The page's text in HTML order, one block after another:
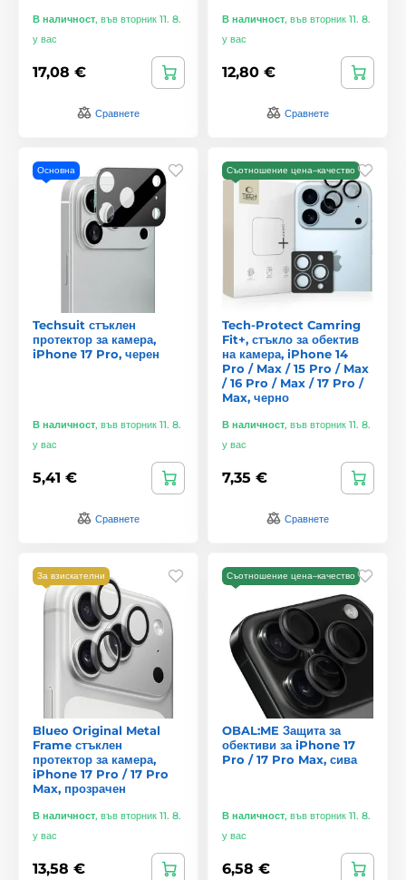
В наличност, във вторник 11. 8.
у вас
17,08 €
Сравнете
В наличност, във вторник 11. 8.
у вас
12,80 €
Сравнете
Основна
Techsuit стъклен
протектор за камера,
iPhone 17 Pro, черен
В наличност, във вторник 11. 8.
у вас
5,41 €
Сравнете
Съотношение цена–качество
Tech-Protect Camring
Fit+, стъкло за обектив
на камера, iPhone 14
Pro / Max / 15 Pro / Max
/ 16 Pro / Max / 17 Pro /
Max, черно
В наличност, във вторник 11. 8.
у вас
7,35 €
Сравнете
За взискателни
Blueo Original Metal
Frame стъклен
протектор за камера,
iPhone 17 Pro / 17 Pro
Max, прозрачен
В наличност, във вторник 11. 8.
у вас
13,58 €
Съотношение цена–качество
OBAL:ME Защита за
обективи за iPhone 17
Pro / 17 Pro Max, сива
В наличност, във вторник 11. 8.
у вас
6,58 €